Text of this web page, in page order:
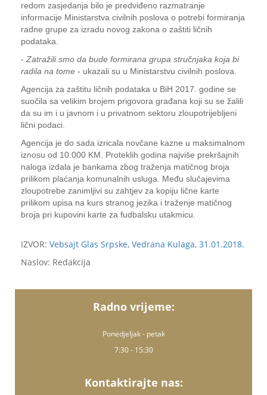
redom zasjedanja bilo je predviđeno razmatranje
informacije Ministarstva civilnih poslova o potrebi formiranja
radne grupe za izradu novog zakona o zaštiti ličnih
podataka.
- Zatražili smo da bude formirana grupa stručnjaka koja bi
radila na tome - ukazali su u Ministarstvu civilnih poslova.
Agencija za zaštitu ličnih podataka u BiH 2017. godine se
suočila sa velikim brojem prigovora građana koji su se žalili
da su im i u javnom i u privatnom sektoru zloupotrijebljeni
lični podaci.
Agencija je do sada izricala novčane kazne u maksimalnom
iznosu od 10.000 KM. Proteklih godina najviše prekršajnih
naloga izdala je bankama zbog traženja matičnog broja
prilikom plaćanja komunalnih usluga. Među slučajevima
zloupotrebe zanimljivi su zahtjev za kopiju lične karte
prilikom upisa na kurs stranog jezika i traženje matičnog
broja pri kupovini karte za fudbalsku utakmicu.
IZVOR: Vebsajt Glas Srpske, Vedrana Kulaga, 31.01.2018.
Naslov: Redakcija
Radno vrijeme:
Ponedjeljak - petak
7:30 - 15:30
Kontaktirajte nas: